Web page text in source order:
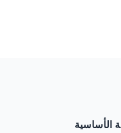
الأساسية